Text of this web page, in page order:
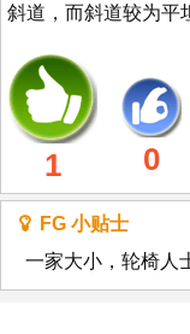
斜道，而斜道较为平
1 0
FG 小贴士
一家大小，轮椅人